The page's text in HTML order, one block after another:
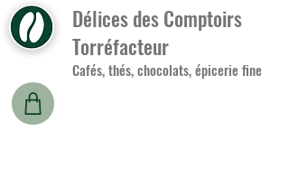
Délices des Comptoirs
Torréfacteur
Cafés, thés, chocolats, épicerie fine